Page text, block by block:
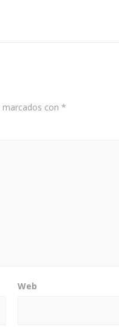
con *
Web